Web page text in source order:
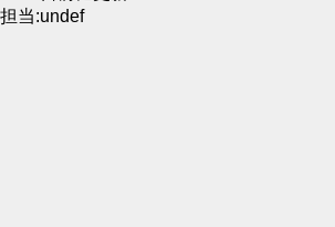
担当:undef